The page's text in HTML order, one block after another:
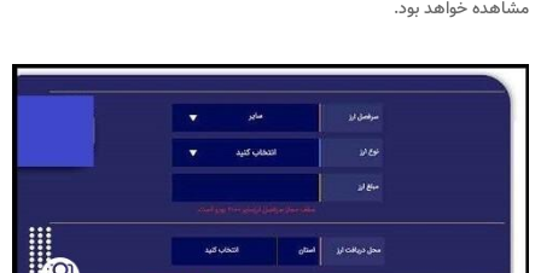
مشاهده خواهد بود.